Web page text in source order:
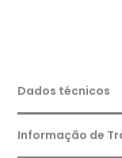
Dados técnicos
Informação de